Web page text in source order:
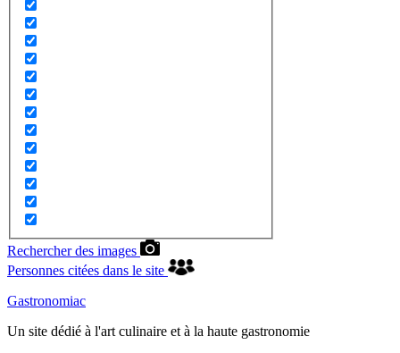
Rechercher des images
Personnes citées dans le site
Gastronomiac
Un site dédié à l'art culinaire et à la haute gastronomie